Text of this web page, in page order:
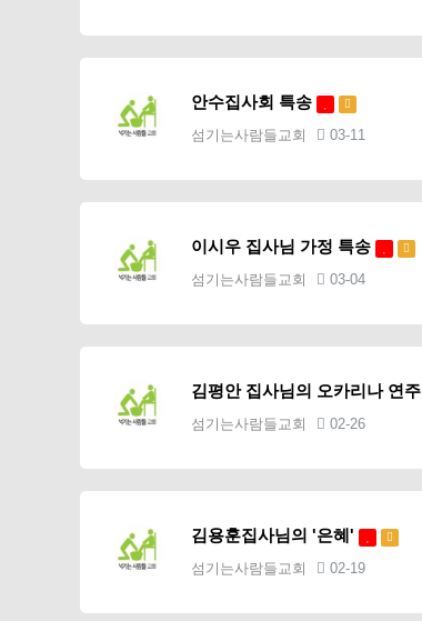
안수집사회 특송
섬기는사람들교회 03-11
이시우 집사님 가정 특송
섬기는사람들교회 03-04
김평안 집사님의 오카리나 연주
섬기는사람들교회 02-26
김용훈집사님의 '은혜'
섬기는사람들교회 02-19